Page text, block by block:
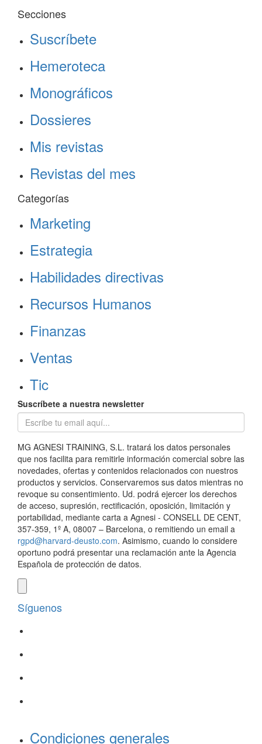
Secciones
Suscríbete
Hemeroteca
Monográficos
Dossieres
Mis revistas
Revistas del mes
Categorías
Marketing
Estrategia
Habilidades directivas
Recursos Humanos
Finanzas
Ventas
Tic
Suscríbete a nuestra newsletter
MG AGNESI TRAINING, S.L. tratará los datos personales
que nos facilita para remitirle información comercial sobre las
novedades, ofertas y contenidos relacionados con nuestros
productos y servicios. Conservaremos sus datos mientras no
revoque su consentimiento. Ud. podrá ejercer los derechos
de acceso, supresión, rectificación, oposición, limitación y
portabilidad, mediante carta a Agnesi - CONSELL DE CENT,
357-359, 1º A, 08007 – Barcelona, o remitiendo un email a
rgpd@harvard-deusto.com. Asimismo, cuando lo considere
oportuno podrá presentar una reclamación ante la Agencia
Española de protección de datos.
Síguenos
Condiciones generales